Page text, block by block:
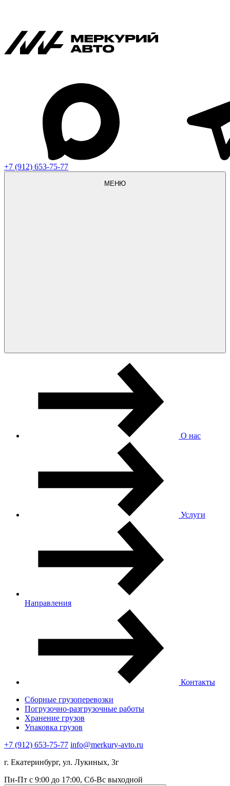
+7 (912) 653-75-77
МЕНЮ
О нас
Услуги
Направления
Контакты
Сборные грузоперевозки
Погрузочно-разгрузочные работы
Хранение грузов
Упаковка грузов
+7 (912) 653-75-77 info@merkury-avto.ru
г. Екатеринбург, ул. Лукиных, 3г
Пн-Пт с 9:00 до 17:00, Сб-Вс выходной